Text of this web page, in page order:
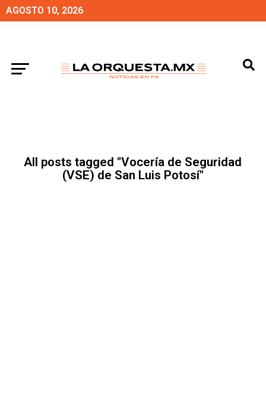
AGOSTO 10, 2026
All posts tagged "Vocería de Seguridad
(VSE) de San Luis Potosí"